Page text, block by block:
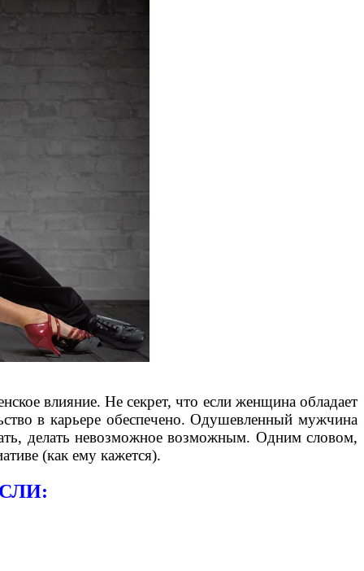
влияние. Не секрет, что если женщина обладает
в карьере обеспечено. Одушевленный мужчина
делать невозможное возможным. Одним словом,
(как ему кажется).